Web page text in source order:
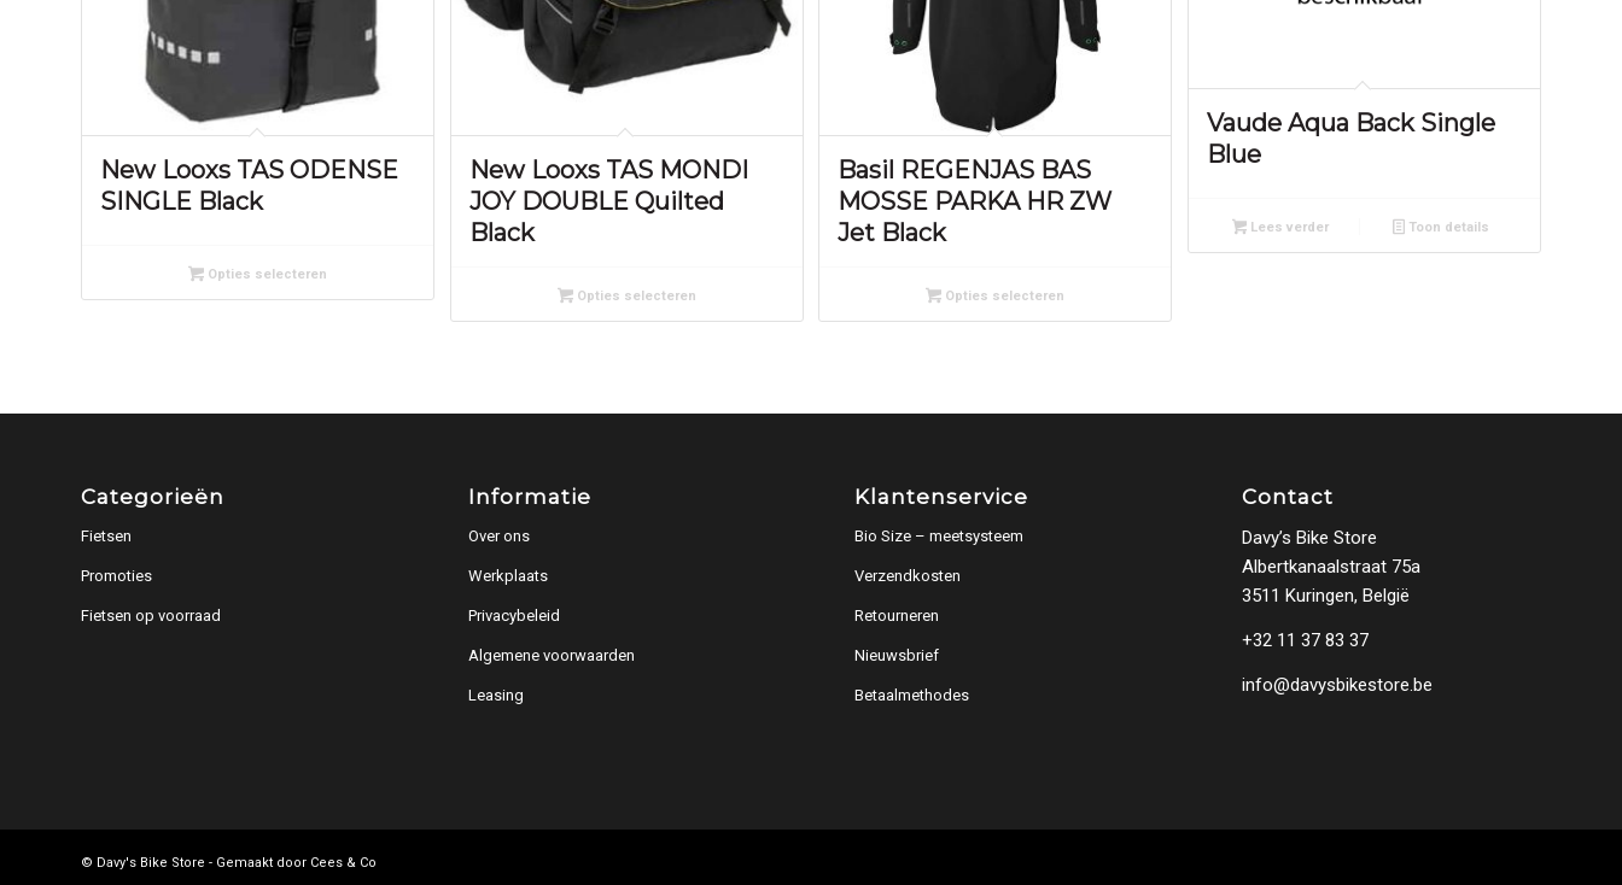
New Looxs TAS ODENSE
SINGLE Black
Opties selecteren
New Looxs TAS MONDI
JOY DOUBLE Quilted
Black
Opties selecteren
Basil REGENJAS BAS
MOSSE PARKA HR ZW
Jet Black
Opties selecteren
Vaude Aqua Back Single
Blue
Lees verder Toon details
Categorieën
Fietsen
Promoties
Fietsen op voorraad
Informatie
Over ons
Werkplaats
Privacybeleid
Algemene voorwaarden
Leasing
Klantenservice
Bio Size – meetsysteem
Verzendkosten
Retourneren
Nieuwsbrief
Betaalmethodes
Contact
Davy’s Bike Store
Albertkanaalstraat 75a
3511 Kuringen, België
+32 11 37 83 37
info@davysbikestore.be
© Davy's Bike Store - Gemaakt door Cees & Co